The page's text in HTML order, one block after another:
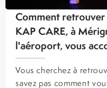
Comment retrouver
KAP CARE, à
l'aéroport, vous
Vous cherchez à
savez pas comment